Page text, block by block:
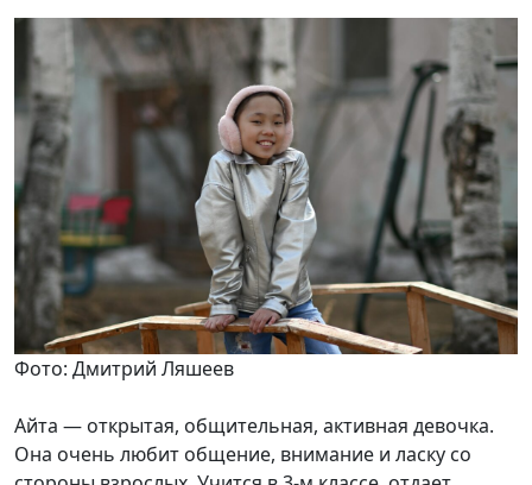
Фото: Дмитрий Ляшеев
Айта — открытая, общительная, активная девочка.
Она очень любит общение, внимание и ласку со